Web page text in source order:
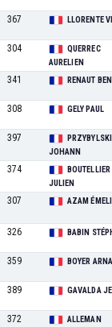
367 LLORENTE
304
QUERREC
AURELIEN
341 RENAUT
308 GELY PAUL
397
PRZYBYLSKI
JOHANN
374
BOUTELLIER
JULIEN
307 AZAM
326 BABIN
359 BOYER
389 GAVALDA
372
ALLEMAN